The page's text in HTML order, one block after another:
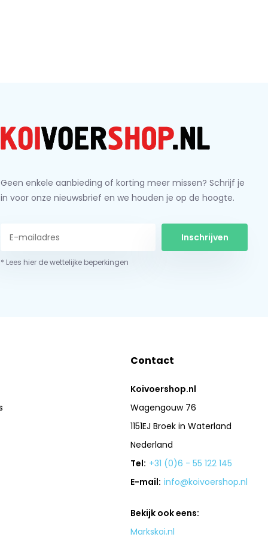
Geen enkele aanbieding of korting meer missen? Schrijf je
in voor onze nieuwsbrief en we houden je op de hoogte.
Inschrijven
* Lees hier de wettelijke beperkingen
Contact
Koivoershop.nl
Wagengouw 76
1151EJ Broek in Waterland
Nederland
Tel: +31 (0)6 - 55 122 145
E-mail: info@koivoershop.nl
Bekijk ook eens:
Markskoi.nl